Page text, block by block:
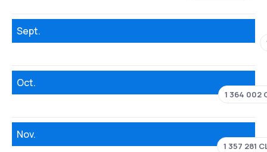
Sept.
Oct.
1 364 002
Nov.
1 357 281